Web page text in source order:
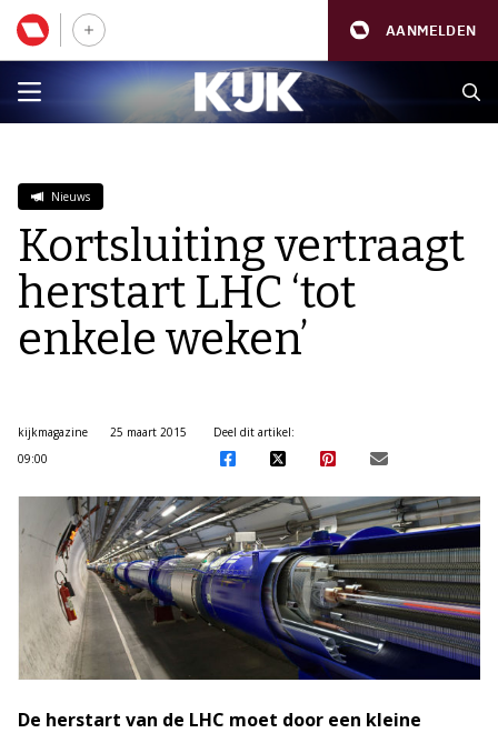
AANMELDEN
Nieuws
Kortsluiting vertraagt
herstart LHC ‘tot
enkele weken’
kijkmagazine
25 maart 2015
09:00
Deel dit artikel:
De herstart van de LHC moet door een kleine